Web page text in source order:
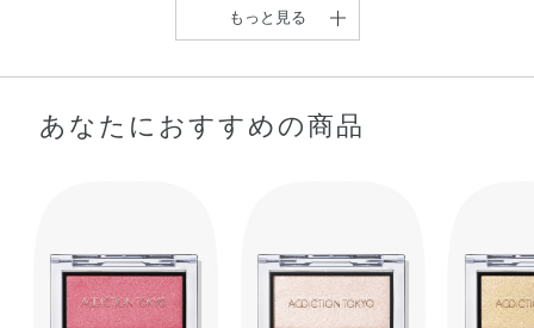
売】 トップ …
KoNu
感メイク(*´˘` …
urara
【夏のオレンジチーク】
ラッシュ】 ４ …
chi.
-:*最新！血色ニュアンス
もっと見る
あなたにおすすめの商品